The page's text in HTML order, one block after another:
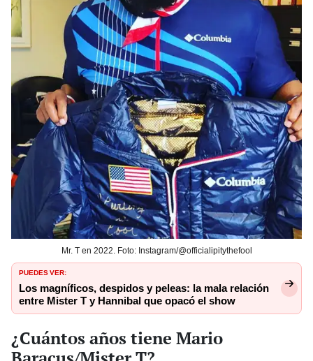
Mr. T en 2022. Foto: Instagram/@officialipitythefool
PUEDES VER:
Los magníficos, despidos y peleas: la mala relación
entre Mister T y Hannibal que opacó el show
¿Cuántos años tiene Mario